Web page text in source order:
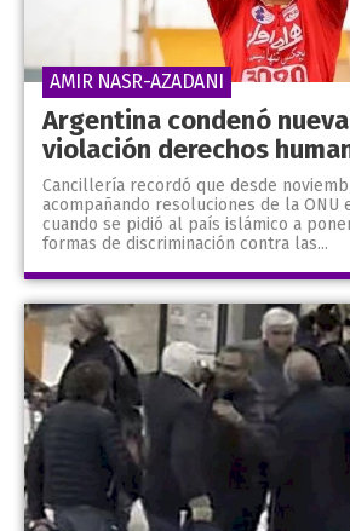
Argentina condenó
violación derechos
Cancillería recordó que desde
acompañando resoluciones de la ONU
cuando se pidió al país islámico a
formas de discriminación contra las...
AMIR NASR-AZADANI